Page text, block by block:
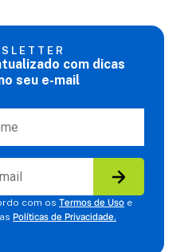
com dicas
seu e-mail
com os Termos de Uso e
Políticas de Privacidade.